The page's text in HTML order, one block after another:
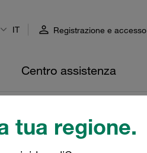
tua regione.
IT Registrazione e accesso
Centro assistenza